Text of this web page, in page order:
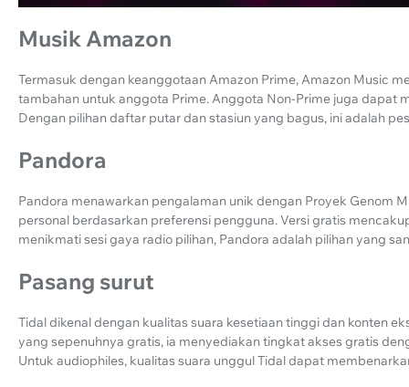
Musik Amazon
Termasuk dengan keanggotaan Amazon Prime, Amazon Music
tambahan untuk anggota Prime. Anggota Non-Prime juga dapat
Dengan pilihan daftar putar dan stasiun yang bagus, ini adalah
Pandora
Pandora menawarkan pengalaman unik dengan Proyek Genom
personal berdasarkan preferensi pengguna. Versi gratis
menikmati sesi gaya radio pilihan, Pandora adalah pilihan yang
Pasang surut
Tidal dikenal dengan kualitas suara kesetiaan tinggi dan konten
yang sepenuhnya gratis, ia menyediakan tingkat akses gratis
Untuk audiophiles, kualitas suara unggul Tidal dapat